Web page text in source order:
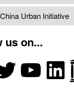
Urban Initiative
us on...